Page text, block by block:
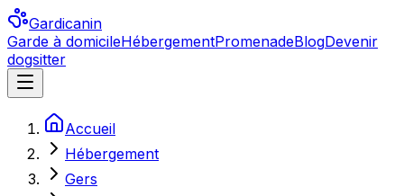
Gardicanin
Garde à domicileHébergementPromenadeBlogDevenir
dogsitter
Accueil
Hébergement
Gers